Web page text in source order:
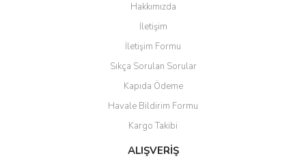
Yorum Yaz
Ürün resmi kalitesiz, bozuk veya görüntülenemiyor.
Ürün açıklamasında eksik bilgiler bulunuyor.
Ürün bilgilerinde hatalar bulunuyor.
Ürün fiyatı diğer sitelerden daha pahalı.
Bu ürüne benzer farklı alternatifler olmalı.
Hakkımızda
İletişim
İletişim Formu
Sıkça Sorulan Sorular
Kapıda Ödeme
Havale Bildirim Formu
Kargo Takibi
ALIŞVERİŞ